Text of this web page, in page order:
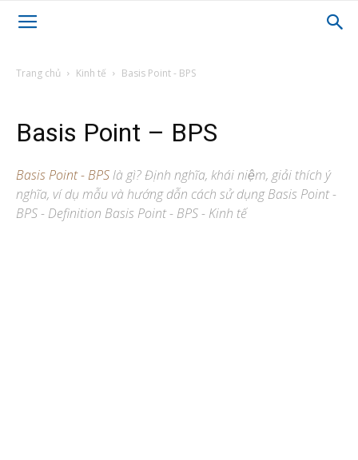
Trang chủ Kinh tế Basis Point - BPS
Basis Point – BPS
Basis Point - BPSlà gì? Định nghĩa, khái niệm, giải thích ý
nghĩa, ví dụ mẫu và hướng dẫn cách sử dụng Basis Point -
BPS - Definition Basis Point - BPS - Kinh tế